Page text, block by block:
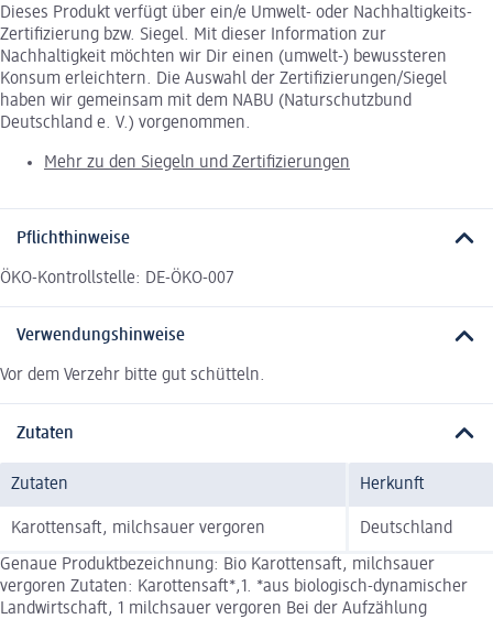
Dieses Produkt verfügt über ein/e Umwelt- oder Nachhaltigkeits-
Zertifizierung bzw. Siegel. Mit dieser Information zur
Nachhaltigkeit möchten wir Dir einen (umwelt-) bewussteren
Konsum erleichtern. Die Auswahl der Zertifizierungen/Siegel
haben wir gemeinsam mit dem NABU (Naturschutzbund
Deutschland e. V.) vorgenommen.
Mehr zu den Siegeln und Zertifizierungen
Pflichthinweise
ÖKO-Kontrollstelle: DE-ÖKO-007
Verwendungshinweise
Vor dem Verzehr bitte gut schütteln.
Zutaten
Zutaten Herkunft
Karottensaft, milchsauer vergoren Deutschland
Genaue Produktbezeichnung: Bio Karottensaft, milchsauer
vergoren Zutaten: Karottensaft*,1. *aus biologisch-dynamischer
Landwirtschaft, 1 milchsauer vergoren Bei der Aufzählung